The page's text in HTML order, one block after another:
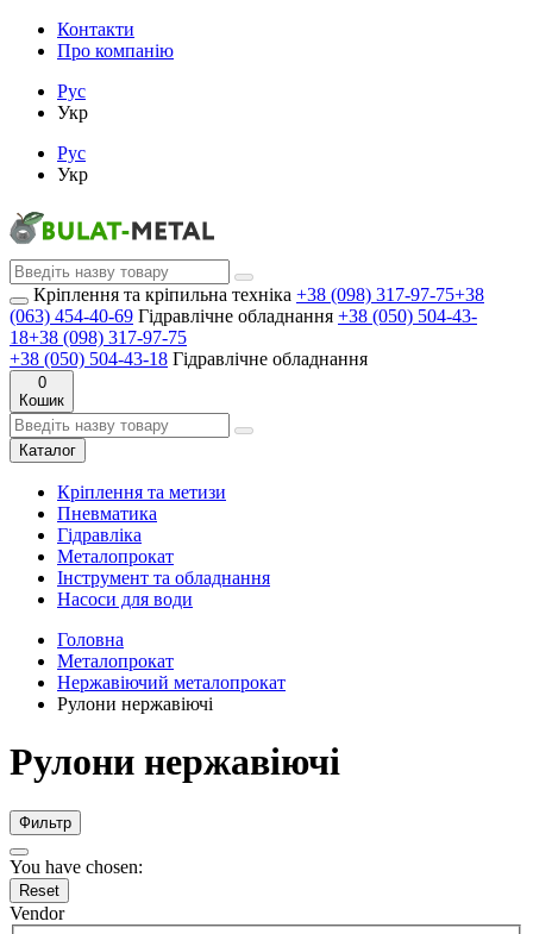
Контакти
Про компанію
Рус
Укр
Рус
Укр
Кріплення та кріпильна техніка +38 (098) 317-97-75+38
(063) 454-40-69 Гідравлічне обладнання +38 (050) 504-43-
18+38 (098) 317-97-75
+38 (050) 504-43-18 Гідравлічне обладнання
0
Кошик
Каталог
Кріплення та метизи
Пневматика
Гідравліка
Металопрокат
Інструмент та обладнання
Насоси для води
Головна
Металопрокат
Нержавіючий металопрокат
Рулони нержавіючі
Рулони нержавіючі
Фильтр
You have chosen:
Reset
Vendor